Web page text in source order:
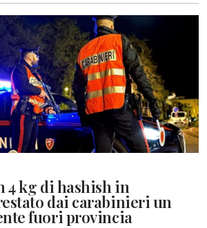
4 kg di hashish in
dai carabinieri un
fuori provincia